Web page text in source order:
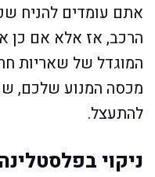
אתם עומדים להניח
הרכב, אז אלא אם כן
המוגדל של שאריות
מכסה המנוע שלכם,
להתעצל.
ניקוי בפלסטלינה